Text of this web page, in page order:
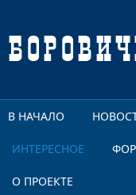
В НАЧАЛО
ИНТЕРЕСНОЕ
О ПРОЕКТЕ